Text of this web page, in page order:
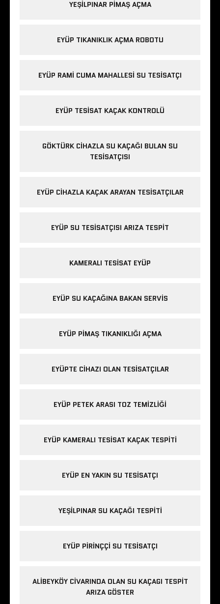
YEŞILPINAR PIMAŞ AÇMA
EYÜP TIKANIKLIK AÇMA ROBOTU
EYÜP RAMI CUMA MAHALLESI SU TESISATÇI
EYÜP TESISAT KAÇAK KONTROLÜ
GÖKTÜRK CIHAZLA SU KAÇAĞI BULAN SU
TESISATÇISI
EYÜP CIHAZLA KAÇAK ARAYAN TESISATÇILAR
EYÜP SU TESISATÇISI ARIZA TESPIT
KAMERALI TESISAT EYÜP
EYÜP SU KAÇAĞINA BAKAN SERVIS
EYÜP PIMAŞ TIKANIKLIĞI AÇMA
EYÜPTE CIHAZI OLAN TESISATÇILAR
EYÜP PETEK ARASI TOZ TEMIZLIĞI
EYÜP KAMERALI TESISAT KAÇAK TESPITI
EYÜP EN YAKIN SU TESISATÇI
YEŞILPINAR SU KAÇAĞI TESPITI
EYÜP PIRINÇÇI SU TESISATÇI
ALIBEYKÖY CIVARINDA OLAN SU KAÇAGI TESPIT
ARIZA GÖSTER